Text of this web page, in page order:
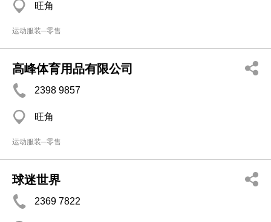
旺角
运动服装─零售
高峰体育用品有限公司
2398 9857
旺角
运动服装─零售
球迷世界
2369 7822